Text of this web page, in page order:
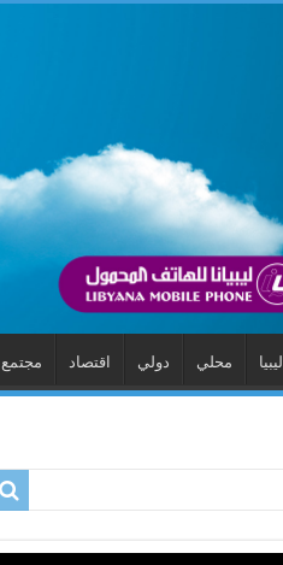
ليبيا محلي دولي اقتصاد مجتمع